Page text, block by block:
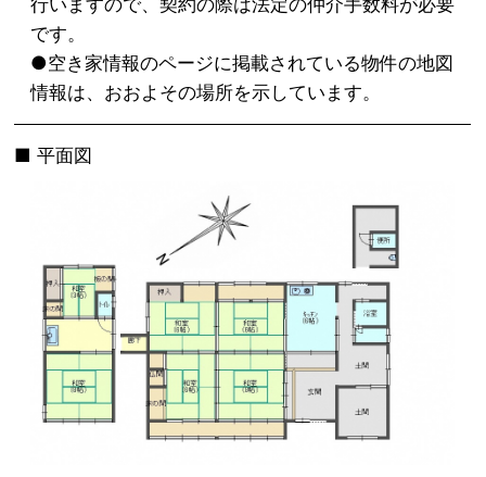
です。
●空き家情報のページに掲載されている物件の地図
情報は、おおよその場所を示しています。
平面図